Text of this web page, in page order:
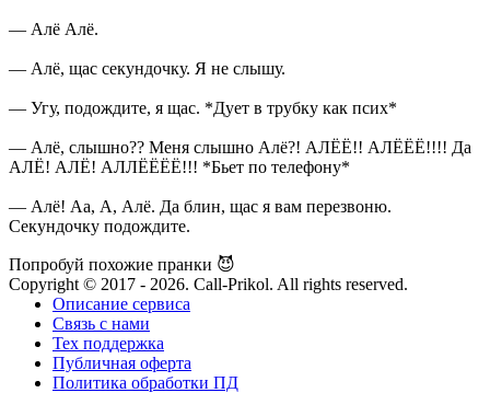
— Алё Алё.
— Алё, щас секундочку. Я не слышу.
— Угу, подождите, я щас. *Дует в трубку как псих*
— Алё, слышно?? Меня слышно Алё?! АЛЁЁ!! АЛЁЁЁ!!!! Да
АЛЁ! АЛЁ! АЛЛЁЁЁЁ!!! *Бьет по телефону*
— Алё! Аа, А, Алё. Да блин, щас я вам перезвоню.
Секундочку подождите.
Попробуй похожие пранки 😈
Copyright © 2017 - 2026. Call-Prikol. All rights reserved.
Описание сервиса
Связь с нами
Тех поддержка
Публичная оферта
Политика обработки ПД